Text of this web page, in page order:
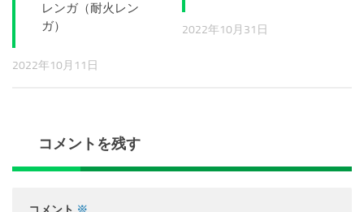
レンガ（耐火レン
ガ）
2022年10月11日
2022年10月31日
コメントを残す